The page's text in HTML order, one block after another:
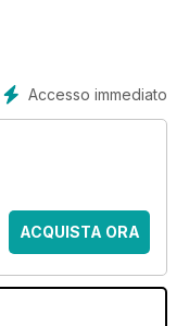
Accesso immediato
ACQUISTA ORA